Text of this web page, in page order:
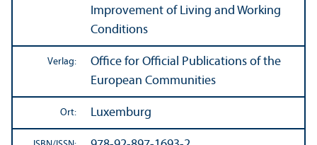
Improvement of Living and Working
Conditions
Verlag:
Office for Official Publications of the
European Communities
Ort: Luxemburg